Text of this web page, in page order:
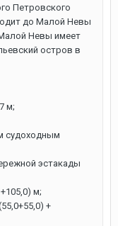
Петровского
до Малой Невы
Невы имеет
остров в
м;
судоходным
эстакады
м;
+